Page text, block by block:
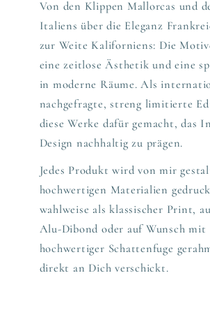
Von den Klippen Mallorcas und
Italiens über die Eleganz
zur Weite Kaliforniens: Die
eine zeitlose Ästhetik und eine
in moderne Räume. Als
nachgefragte, streng limitierte
diese Werke dafür gemacht, das
Design nachhaltig zu prägen.
Jedes Produkt wird von mir
hochwertigen Materialien
wahlweise als klassischer Print,
Alu-Dibond oder auf Wunsch mit
hochwertiger Schattenfuge
direkt an Dich verschickt.